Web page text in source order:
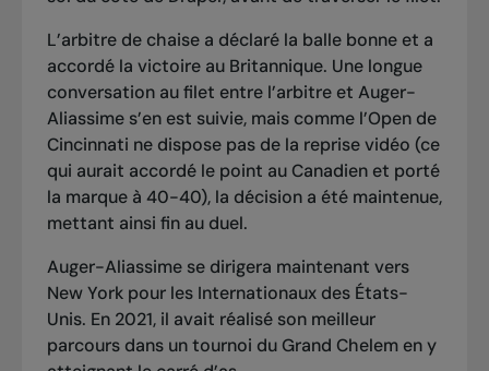
L’arbitre de chaise a déclaré la balle bonne et a
accordé la victoire au Britannique. Une longue
conversation au filet entre l’arbitre et Auger-
Aliassime s’en est suivie, mais comme l’Open de
Cincinnati ne dispose pas de la reprise vidéo (ce
qui aurait accordé le point au Canadien et porté
la marque à 40-40), la décision a été maintenue,
mettant ainsi fin au duel.
Auger-Aliassime se dirigera maintenant vers
New York pour les Internationaux des États-
Unis. En 2021, il avait réalisé son meilleur
parcours dans un tournoi du Grand Chelem en y